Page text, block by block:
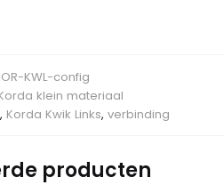
KWL-config
klein materiaal
, Korda Kwik Links, verbinding
producten